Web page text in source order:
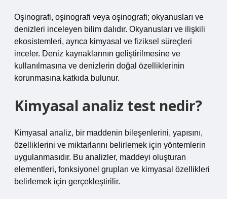
Oşinografi, oşinografi veya oşinografi; okyanusları ve
denizleri inceleyen bilim dalıdır. Okyanusları ve ilişkili
ekosistemleri, ayrıca kimyasal ve fiziksel süreçleri
inceler. Deniz kaynaklarının geliştirilmesine ve
kullanılmasına ve denizlerin doğal özelliklerinin
korunmasına katkıda bulunur.
Kimyasal analiz test nedir?
Kimyasal analiz, bir maddenin bileşenlerini, yapısını,
özelliklerini ve miktarlarını belirlemek için yöntemlerin
uygulanmasıdır. Bu analizler, maddeyi oluşturan
elementleri, fonksiyonel grupları ve kimyasal özellikleri
belirlemek için gerçekleştirilir.